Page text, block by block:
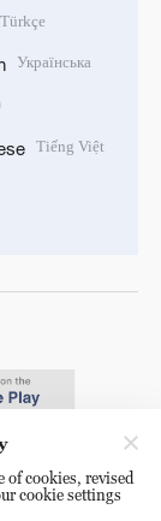
Türkçe
Українська
Tiếng Việt
16A
of cookies, revised
cookie settings